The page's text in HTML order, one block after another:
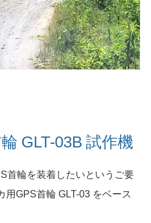
GLT-03B 試作機
首輪を装着したいというご要
用GPS首輪 GLT-03 をベース